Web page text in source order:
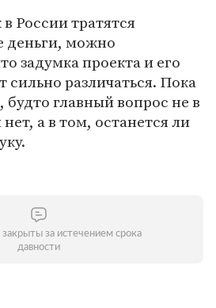
России тратятся
деньги, можно
задумка проекта и его
сильно различаться. Пока
будто главный вопрос не в
а в том, останется ли
за истечением срока
давности